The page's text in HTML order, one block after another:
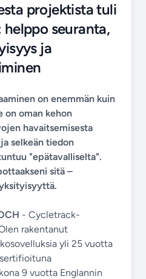
projektista tuli
seuranta,
ja
on enemmän kuin
on oman kehon
havaitsemisesta
selkeän tiedon
"epätavalliselta".
sitä –
- Cycletrack-
rakentanut
yli 25 vuotta
9 vuotta Englannin